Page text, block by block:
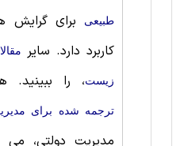
طبيعی
برای
کاربرد دارد. سایر
زیست، را ببینید.
ترجمه شده برای
مدیریت دولتی، می